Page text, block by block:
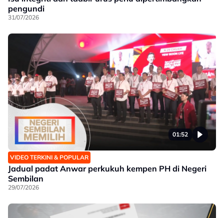
pengundi
31/07/2026
01:52
VIDEO TERKINI & POPULAR
Jadual padat Anwar perkukuh kempen PH di Negeri
Sembilan
29/07/2026